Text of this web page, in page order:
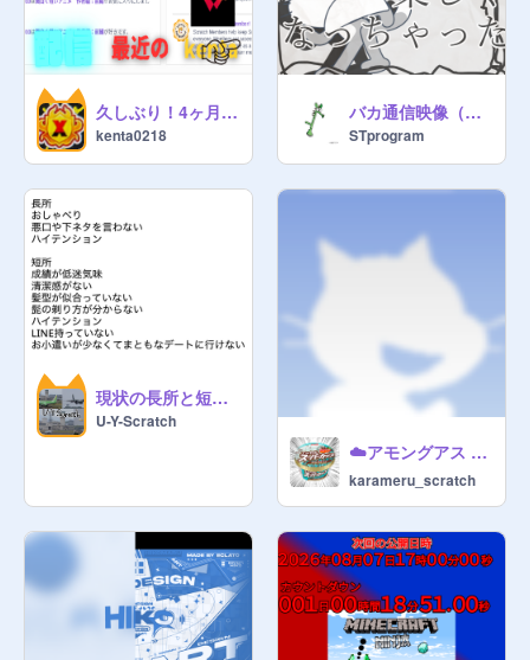
久しぶり！4ヶ月何をしていたのか正直に話します。
kenta0218
バカ通信映像（できてるとこまで）
STprogram
現状の長所と短所まとめ
U-Y-Scratch
☁️アモングアス Jester Mod オンライン 日本語版 / Among Us Jester Mod Online Scratch Remake Japanese Version remix
karameru_scratch